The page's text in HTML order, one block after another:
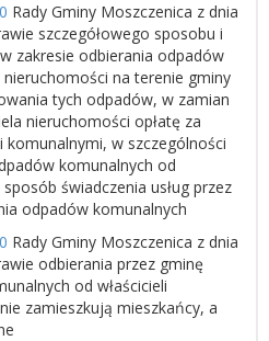
Rady Gminy Moszczenica z dnia
szczegółowego sposobu i
zakresie odbierania odpadów
na terenie gminy
tych odpadów, w zamian
nieruchomości opłatę za
w szczególności
komunalnych od
świadczenia usług przez
odpadów komunalnych
Rady Gminy Moszczenica z dnia
odbierania przez gminę
od właścicieli
zamieszkują mieszkańcy, a